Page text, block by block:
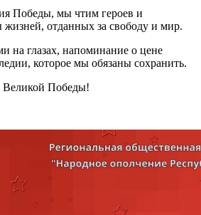
Победы, мы чтим героев и
отданных за свободу и мир.
на глазах, напоминание о цене
которое мы обязаны сохранить.
Победы!